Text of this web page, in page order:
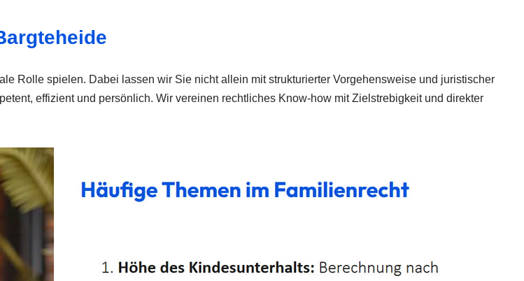
Rolle spielen. Dabei lassen wir Sie nicht allein mit strukturierter Vorgehensweise und juristischer
effizient und persönlich. Wir vereinen rechtliches Know-how mit Zielstrebigkeit und direkter